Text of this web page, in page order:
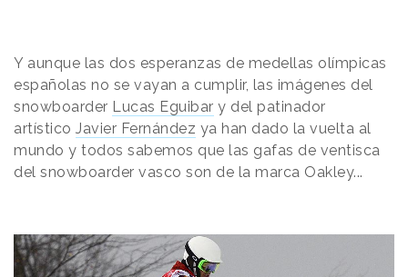
Y aunque las dos esperanzas de medellas olímpicas
españolas no se vayan a cumplir, las imágenes del
snowboarder Lucas Eguibar y del patinador
artístico Javier Fernández ya han dado la vuelta al
mundo y todos sabemos que las gafas de ventisca
del snowboarder vasco son de la marca Oakley...